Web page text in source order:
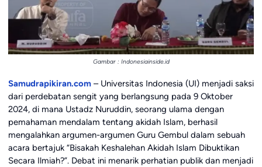
Gambar : Indonesiainside.id
Samudrapikiran.com– Universitas Indonesia (UI) menjadi saksi
dari perdebatan sengit yang berlangsung pada 9 Oktober
2024, di mana Ustadz Nuruddin, seorang ulama dengan
pemahaman mendalam tentang akidah Islam, berhasil
mengalahkan argumen-argumen Guru Gembul dalam sebuah
acara bertajuk “Bisakah Keshalehan Akidah Islam Dibuktikan
Secara Ilmiah?”. Debat ini menarik perhatian publik dan menjadi